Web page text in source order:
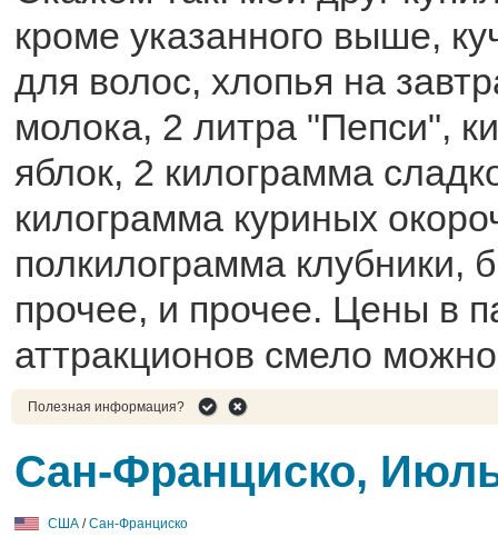
кроме указанного выше,
для волос, хлопья на
молока, 2 литра "Пепси",
яблок, 2 килограмма
килограмма куриных
полкилограмма клубники,
прочее, и прочее. Цены в
аттракционов смело
Полезная информация?
Сан-Франциско,
США /Сан-Франциско